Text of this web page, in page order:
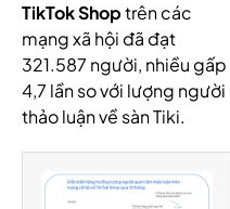
TikTok Shoptrên các
mạng xã hội đã đạt
321.587 người, nhiều gấp
4,7 lần so với lượng người
thảo luận về sàn Tiki.